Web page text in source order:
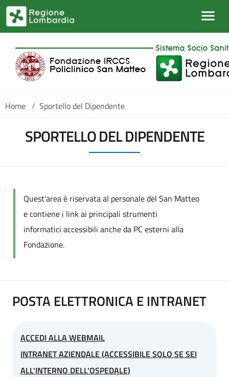
Salta al contenuto principale
Home / Sportello del Dipendente
SPORTELLO DEL DIPENDENTE
Quest'area è riservata al personale del San Matteo
e contiene i link ai principali strumenti
informatici accessibili anche da PC esterni alla
Fondazione.
POSTA ELETTRONICA E INTRANET
ACCEDI ALLA WEBMAIL
INTRANET AZIENDALE (ACCESSIBILE SOLO SE SEI
ALL'INTERNO DELL'OSPEDALE)